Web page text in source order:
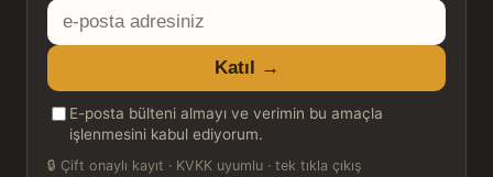
E-
posta
adresiniz
Katıl →
E-posta bülteni almayı ve verimin bu amaçla
işlenmesini kabul ediyorum.
🔒 Çift onaylı kayıt · KVKK uyumlu · tek tıkla çıkış